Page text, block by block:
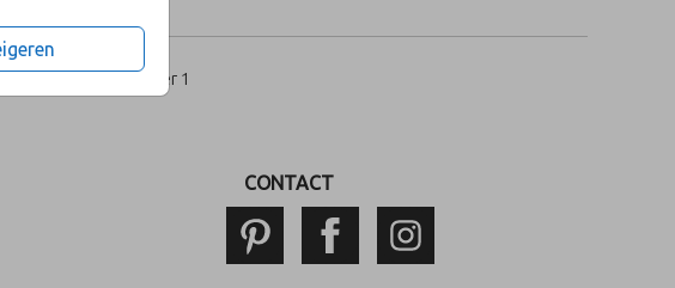
Prijs:€ 0,69 per 1
CONTACT